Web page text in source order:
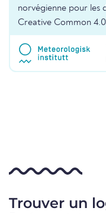
norvégienne pour les
Creative Common
Trouver un